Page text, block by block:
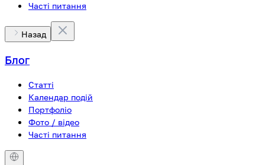
Часті питання
Назад
Блог
Статті
Календар подій
Портфоліо
Фото / відео
Часті питання